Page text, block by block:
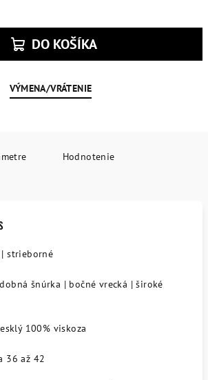
DO KOŠÍKA
VÝMENA/VRÁTENIE
Hodnotenie
| strieborné
šnúrka | bočné vrecká | široké
100% viskoza
36 až 42